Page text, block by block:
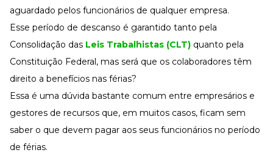
Treinamento de Produto
Materiais Gratuitos
Materiais Gratuitos
Todos os Materiais Gratuitos
Confira nossos materiais
Aprofunde seu conhecimento
aguardado pelos funcionários de qualquer empresa.
Esse período de descanso é garantido tanto pela
Consolidação das Leis Trabalhistas (CLT) quanto pela
Constituição Federal, mas será que os colaboradores têm
direito a benefícios nas férias?
Essa é uma dúvida bastante comum entre empresários e
gestores de recursos que, em muitos casos, ficam sem
saber o que devem pagar aos seus funcionários no período
de férias.